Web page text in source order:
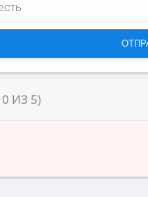
0 ИЗ 5)